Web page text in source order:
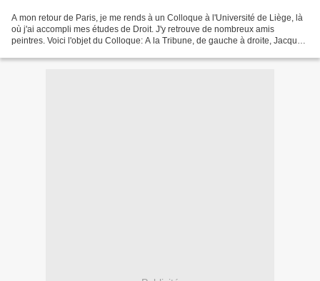
A mon retour de Paris, je me rends à un Colloque à l'Université de Liège, là
où j'ai accompli mes études de Droit. J'y retrouve de nombreux amis
peintres. Voici l'objet du Colloque: A la Tribune, de gauche à droite, Jacques